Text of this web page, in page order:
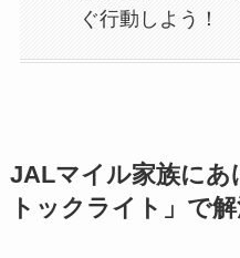
ぐ行動しよう！
JALマイル家族にあ
トックライト」で